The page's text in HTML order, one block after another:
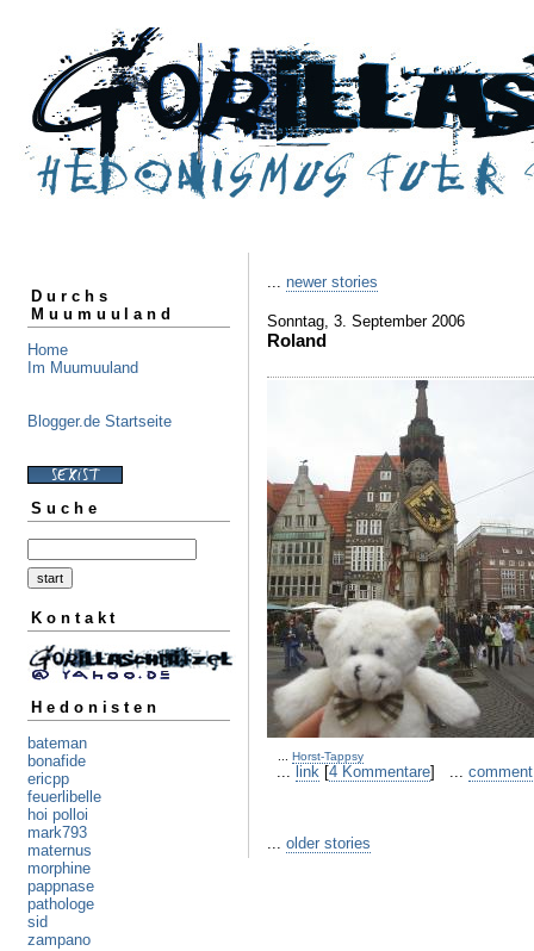
Durchs
Muumuuland
Home
Im Muumuuland
Blogger.de Startseite
Suche
Kontakt
Hedonisten
bateman
bonafide
ericpp
feuerlibelle
hoi polloi
mark793
maternus
morphine
pappnase
pathologe
sid
zampano
... newer stories
Sonntag, 3. September 2006
Roland
Horst-Tappsy
... link [4 Kommentare] ... comment
... older stories